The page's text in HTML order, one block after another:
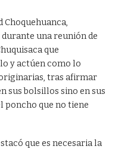
Choquehuanca,
una reunión de
que
y actúen como lo
tras afirmar
sus bolsillos sino en sus
poncho que no tiene
que es necesaria la